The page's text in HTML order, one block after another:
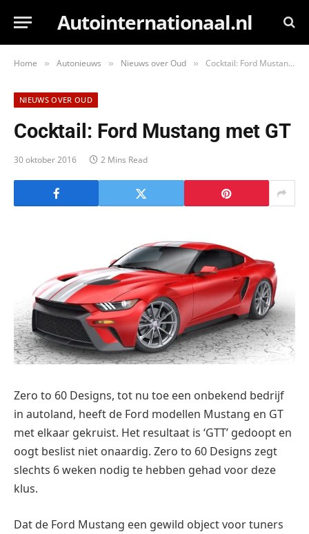
Autointernationaal.nl
Home » Autonieuws » Nieuws over Oud » Cocktail: Ford Mustang met GT
NIEUWS OVER OUD
Cocktail: Ford Mustang met GT
30 oktober 2016 2 Mins Read
Zero to 60 Designs, tot nu toe een onbekend bedrijf
in autoland, heeft de Ford modellen Mustang en GT
met elkaar gekruist. Het resultaat is ‘GTT’ gedoopt en
oogt beslist niet onaardig. Zero to 60 Designs zegt
slechts 6 weken nodig te hebben gehad voor deze
klus.
Dat de Ford Mustang een gewild object voor tuners